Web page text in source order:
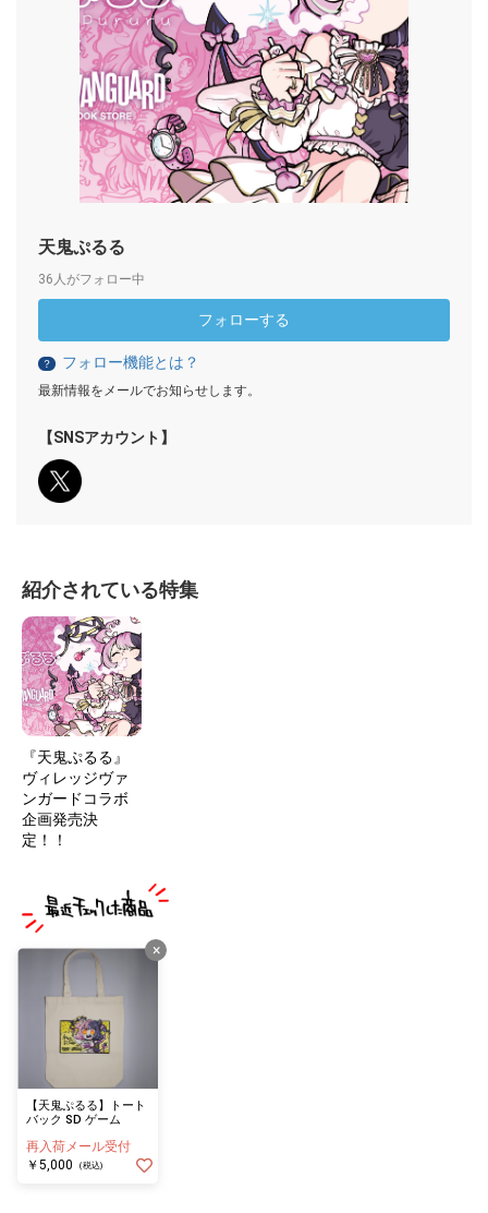
天鬼ぷるる
36人がフォロー中
フォローする
？ フォロー機能とは？
最新情報をメールでお知らせします。
【SNSアカウント】
紹介されている特集
『天鬼ぷるる』
ヴィレッジヴァ
ンガードコラボ
企画発売決
定！！
×
【天鬼ぷるる】トート
バック SD ゲーム
再入荷メール受付
￥5,000
(税込)